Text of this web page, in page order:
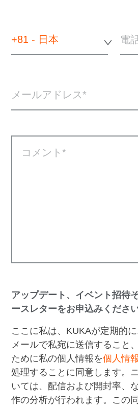
+81 - 日本 電
メールアドレス
コメント
アップデート、イベント招待
ースレターをお申込みください
ここに私は、KUKAが定期的
メールで私宛に送信すること
ために私の個人情報を個人情
処理することに同意します。
いては、配信および開封率、
作の分析が行われます。この